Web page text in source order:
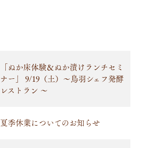
「ぬか床体験＆ぬか漬けランチセミ
ナー」 9/19（土）～鳥羽シェフ発酵
レストラン 〜
夏季休業についてのお知らせ